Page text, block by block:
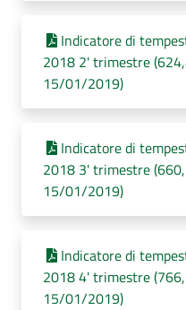
Indicatore di
2018 2' trimestre
15/01/2019)
Indicatore di
2018 3' trimestre
15/01/2019)
Indicatore di
2018 4' trimestre
15/01/2019)